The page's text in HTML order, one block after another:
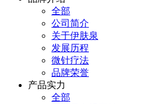
全部
公司简介
关于伊肤泉
发展历程
微针疗法
品牌荣誉
产品实力
全部